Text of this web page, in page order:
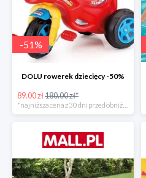
-51%
DOLU rowerek dziecięcy -50%
89.00 zł180.00 zł*
*najniższa cena z 30 dni przed obniżką